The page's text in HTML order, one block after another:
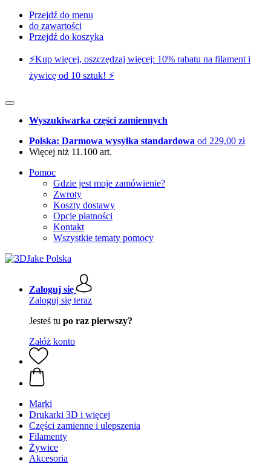
Przejdź do menu
do zawartości
Przejdź do koszyka
⚡️Kup więcej, oszczędzaj więcej: 10% rabatu na filament i
żywicę od 10 sztuk! ⚡️
Wyszukiwarka części zamiennych
Polska: Darmowa wysyłka standardowa od 229,00 zł
Więcej niż 11.100 art.
Pomoc
Gdzie jest moje zamówienie?
Zwroty
Koszty dostawy
Opcje płatności
Kontakt
Wszystkie tematy pomocy
Zaloguj się
Zaloguj się teraz
Jesteś tu po raz pierwszy?
Załóż konto
Marki
Drukarki 3D i więcej
Części zamienne i ulepszenia
Filamenty
Żywice
Akcesoria